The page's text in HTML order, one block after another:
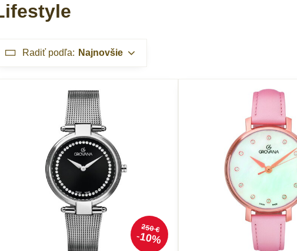
Radiť podľa: Najnovšie
250 €
10%